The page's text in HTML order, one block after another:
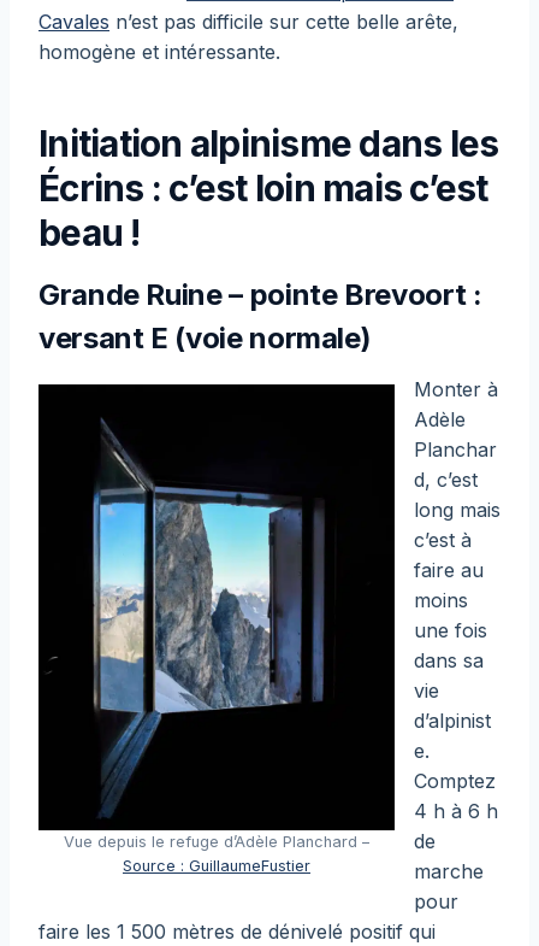
Cavales n’est pas difficile sur cette belle arête,
homogène et intéressante.
Initiation alpinisme dans les
Écrins : c’est loin mais c’est
beau !
Grande Ruine – pointe Brevoort :
versant E (voie normale)
Vue depuis le refuge d’Adèle Planchard –
Source : GuillaumeFustier
Monter à
Adèle
Planchar
d, c’est
long mais
c’est à
faire au
moins
une fois
dans sa
vie
d’alpinist
e.
Comptez
4 h à 6 h
de
marche
pour
faire les 1 500 mètres de dénivelé positif qui